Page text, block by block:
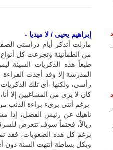
إبراهيم يحيى / لا ميديا -
مازلت أتذكر أيام دراستي
من الطمأنينة وتجرعت كل
طبعاً هذه الذكريات السيئة
المدرسة إلا وقد أجدت القراءة
رأسي، ولكنها -أي تلك
كان لا يرى من المشاغبين إلا
برغم أنني بريء براءة
ناهيك عن رئيس الفصل، إذا
ريالاً، فحتماً سوف تتعرض
برغم كل هذه الصعوبات، فقد
وبكل بساطة انتهت السنة دون